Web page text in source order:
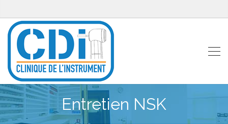
Entretien NSK